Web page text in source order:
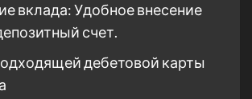
вклада: Удобное внесение
счет.
дебетовой карты